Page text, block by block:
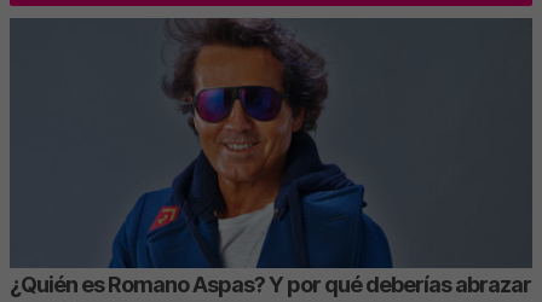
¿Quién es Romano Aspas? Y por qué deberías abrazar